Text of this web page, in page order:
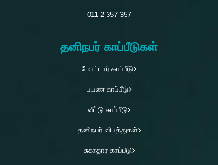
011 2 357 357
தனிநபர் காப்பீடுகள்
மோட்டார் காப்பீடு
பயண காப்பீடு
வீட்டு காப்பீடு
தனிநபர் விபத்துகள்
சுகாதார காப்பீடு